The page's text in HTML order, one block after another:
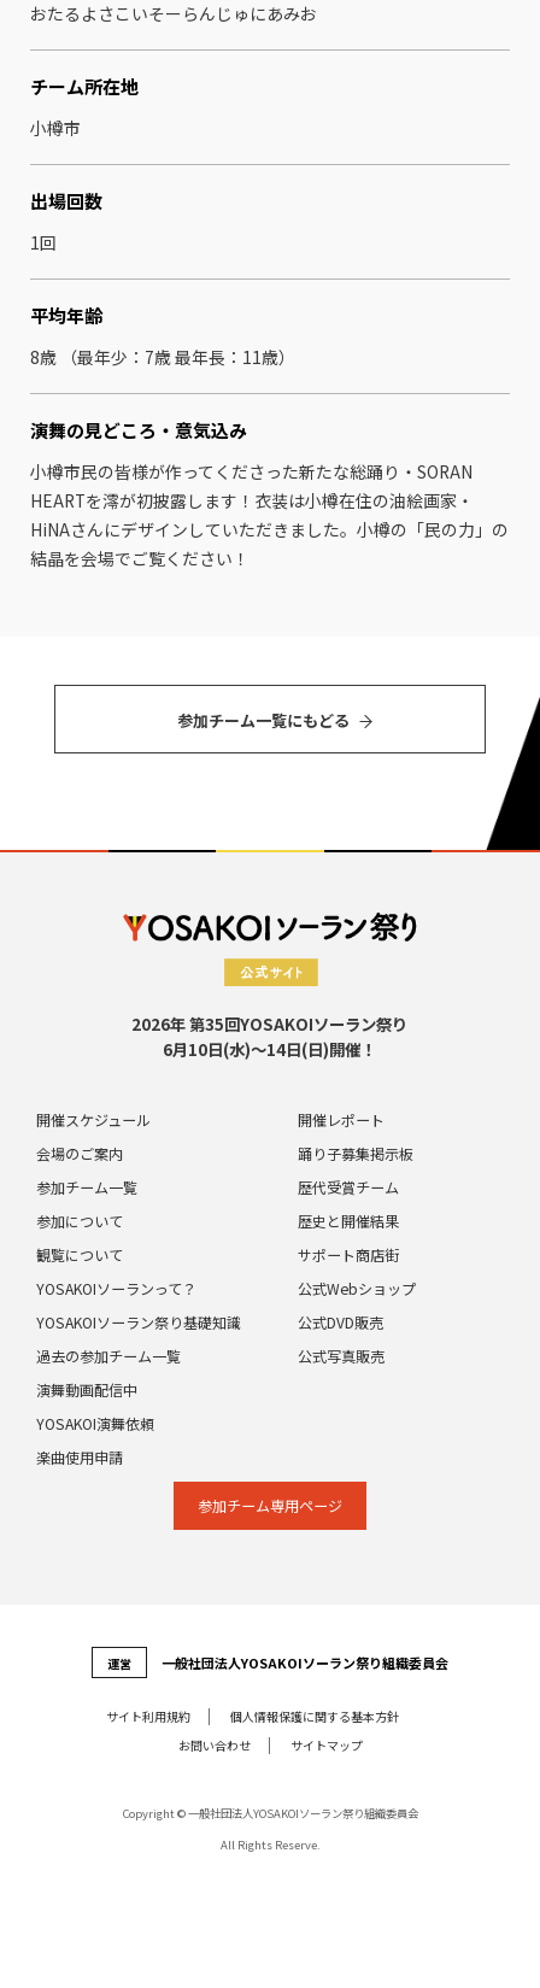
おたるよさこいそーらんじゅにあみお
チーム所在地
小樽市
出場回数
1回
平均年齢
8歳 （最年少：7歳 最年⻑：11歳）
演舞の見どころ・ 意気込み
小樽市民の皆様が作ってくださった新たな総踊り・SORAN
HEARTを澪が初披露します！衣装は小樽在住の油絵画家・
HiNAさんにデザインしていただきました。小樽の「民の力」の
結晶を会場でご覧ください！
参加チーム⼀覧にもどる
2026年 第35回YOSAKOIソーラン祭り
6月10日(水)～14日(日)開催！
開催スケジュール
会場のご案内
参加チーム一覧
参加について
観覧について
開催レポート
踊り子募集掲示板
歴代受賞チーム
歴史と開催結果
サポート商店街
YOSAKOIソーランって？
YOSAKOIソーラン祭り基礎知識
過去の参加チーム一覧
演舞動画配信中
公式Webショップ
公式DVD販売
公式写真販売
YOSAKOI演舞依頼
楽曲使用申請
参加チーム専⽤ページ
運営 ⼀般社団法⼈YOSAKOIソーラン祭り組織委員会
サイト利⽤規約
個⼈情報保護に関する基本⽅針
お問い合わせ
サイトマップ
Copyright © 一般社団法人YOSAKOIソーラン祭り組織委員会
All Rights Reserve.